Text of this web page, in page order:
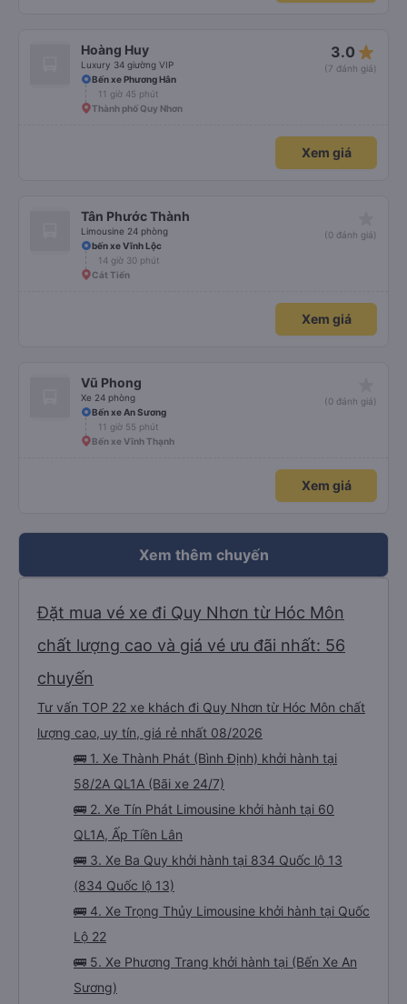
Hoàng Huy
Luxury 34 giường VIP
3.0 star_rate
(7 đánh giá)
Bến xe Phương Hân
11 giờ 45 phút
Thành phố Quy Nhơn
Xem giá
Tân Phước Thành
Limousine 24 phòng
(0 đánh giá)
bến xe Vĩnh Lộc
14 giờ 30 phút
Cát Tiến
Xem giá
Vũ Phong
Xe 24 phòng
(0 đánh giá)
Bến xe An Sương
11 giờ 55 phút
Bến xe Vĩnh Thạnh
Xem giá
Xem thêm chuyến
Đặt mua vé xe đi Quy Nhơn từ Hóc Môn
chất lượng cao và giá vé ưu đãi nhất: 56
chuyến
Tư vấn TOP 22 xe khách đi Quy Nhơn từ Hóc Môn chất
lượng cao, uy tín, giá rẻ nhất 08/2026
🚌 1. Xe Thành Phát (Bình Định) khởi hành tại
58/2A QL1A (Bãi xe 24/7)
🚌 2. Xe Tín Phát Limousine khởi hành tại 60
QL1A, Ấp Tiền Lân
🚌 3. Xe Ba Quy khởi hành tại 834 Quốc lộ 13
(834 Quốc lộ 13)
🚌 4. Xe Trọng Thủy Limousine khởi hành tại Quốc
Lộ 22
🚌 5. Xe Phương Trang khởi hành tại (Bến Xe An
Sương)